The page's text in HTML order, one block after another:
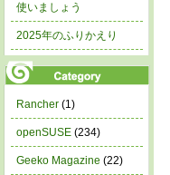
使いましょう
2025年のふりかえり
Rancher (1)
openSUSE (234)
Geeko Magazine (22)